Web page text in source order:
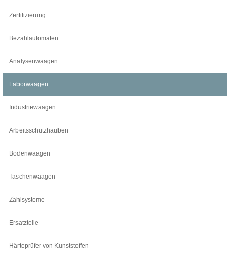
Zertifizierung
Bezahlautomaten
Analysenwaagen
Laborwaagen
Industriewaagen
Arbeitsschutzhauben
Bodenwaagen
Taschenwaagen
Zählsysteme
Ersatzteile
Härteprüfer von Kunststoffen